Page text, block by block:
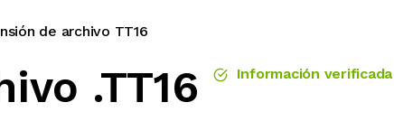
de archivo TT16
.TT16 Información verificada